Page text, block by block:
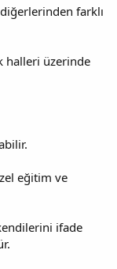
farklı
halleri üzerinde
eğitim ve
ifade